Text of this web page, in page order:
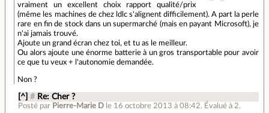
vraiment un excellent choix rapport qualité/prix
(même les machines de chez ldlc s'alignent difficilement). A part la perle
rare en fin de stock dans un supermarché (mais en payant Microsoft), je
n'ai jamais trouvé.
Ajoute un grand écran chez toi, et tu as le meilleur.
Ou alors ajoute une énorme batterie à un gros transportable pour avoir
ce que tu veux + l'autonomie demandée.
Non ?
[^] # Re: Cher ?
Posté par Pierre-Marie D le 16 octobre 2013 à 08:42. Évalué à 2.